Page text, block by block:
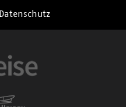
Datenschutz